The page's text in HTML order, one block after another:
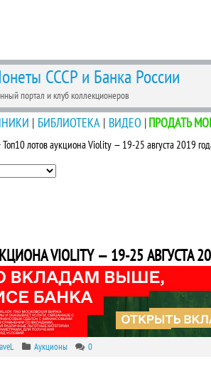
СССР и Банка России
портал и клуб коллекционеров
| БИБЛИОТЕКА | ВИДЕО |ПРОДАТЬ
Топ10 лотов аукциона Violity — 19-25 августа 2019
VIOLITY — 19-25 АВГУСТА
Аукционы 0